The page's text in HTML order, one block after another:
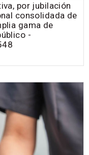
por jubilación
consolidada de
gama de
-